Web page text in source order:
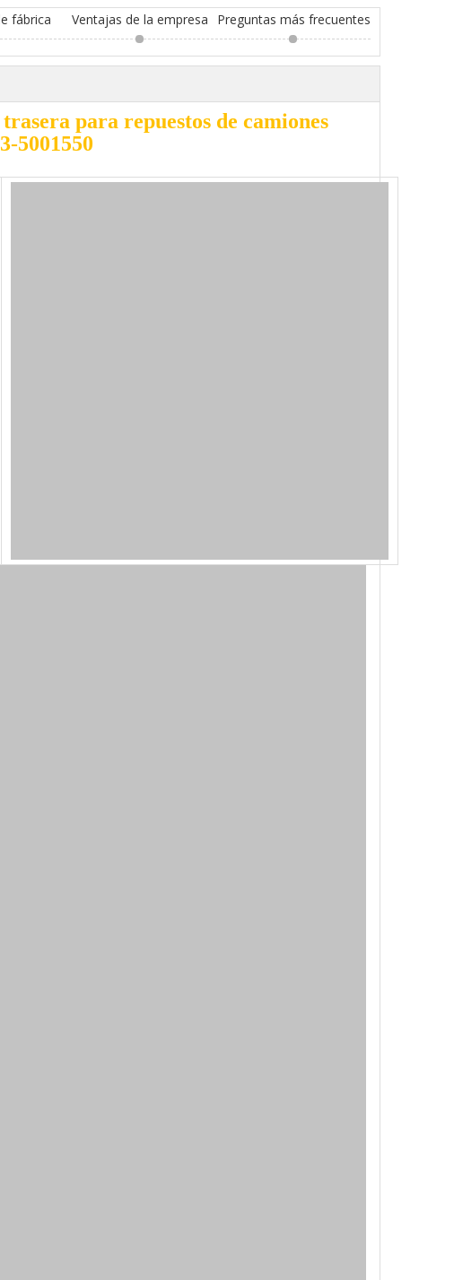
fábrica Ventajas de la empresa Preguntas más frecuentes
para repuestos de camiones
5001550